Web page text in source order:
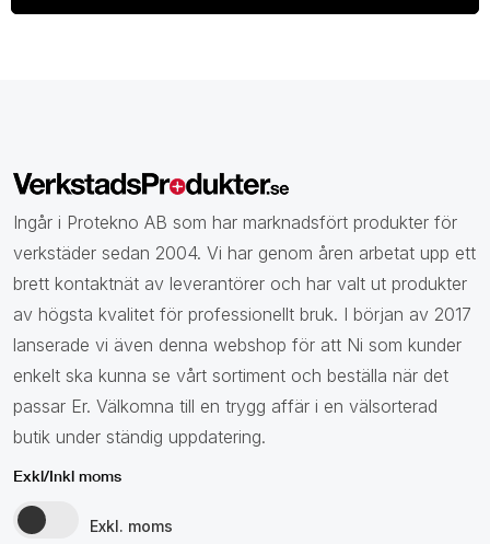
Ingår i Protekno AB som har marknadsfört produkter för
verkstäder sedan 2004. Vi har genom åren arbetat upp ett
brett kontaktnät av leverantörer och har valt ut produkter
av högsta kvalitet för professionellt bruk. I början av 2017
lanserade vi även denna webshop för att Ni som kunder
enkelt ska kunna se vårt sortiment och beställa när det
passar Er. Välkomna till en trygg affär i en välsorterad
butik under ständig uppdatering.
Exkl/Inkl moms
Exkl. moms